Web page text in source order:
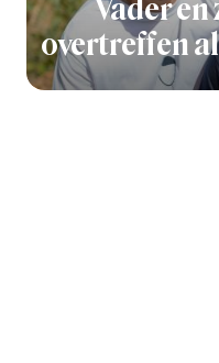
Vader
overtreffen